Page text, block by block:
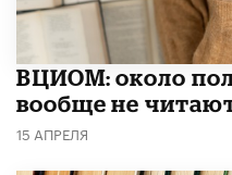
ВЦИОМ: около
вообще не
15 АПРЕЛЯ